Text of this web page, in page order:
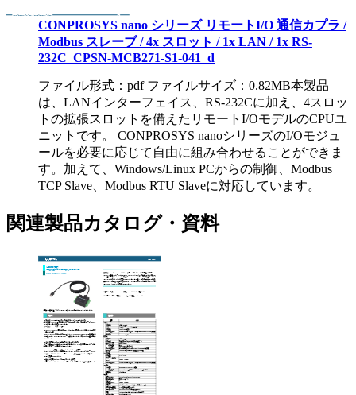
CONPROSYS nano シリーズ リモートI/O 通信カプラ /
Modbus スレーブ / 4x スロット / 1x LAN / 1x RS-
232C_CPSN-MCB271-S1-041_d
ファイル形式：pdf ファイルサイズ：0.82MB本製品
は、LANインターフェイス、RS-232Cに加え、4スロッ
トの拡張スロットを備えたリモートI/OモデルのCPUユ
ニットです。 CONPROSYS nanoシリーズのI/Oモジュ
ールを必要に応じて自由に組み合わせることができま
す。加えて、Windows/Linux PCからの制御、Modbus
TCP Slave、Modbus RTU Slaveに対応しています。
関連製品カタログ・資料